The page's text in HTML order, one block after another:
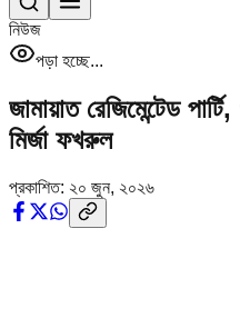
নিউজ
পড়া হচ্ছে...
জামায়াত রেজিমেন্টেড
মির্জা ফখরুল
প্রকাশিত: ২০ জুন, ২০২৬